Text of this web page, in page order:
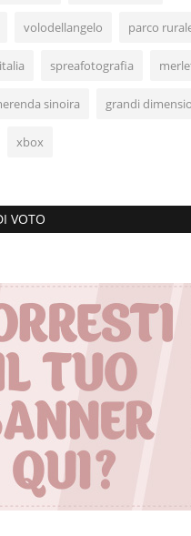
volodellangelo parco
spreafotografia
sinoira grandi
xbox
VOTO